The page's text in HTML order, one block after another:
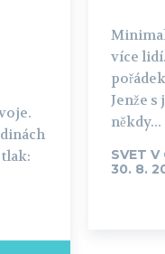
více
Jenže
někdy...
SVET V
30. 8.